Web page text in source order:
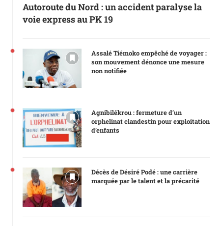
Autoroute du Nord : un accident paralyse la
voie express au PK 19
Assalé Tiémoko empêché de voyager :
son mouvement dénonce une mesure
non notifiée
Agnibilékrou : fermeture d’un
orphelinat clandestin pour exploitation
d’enfants
Décès de Désiré Podé : une carrière
marquée par le talent et la précarité